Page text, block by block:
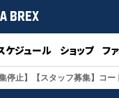
BREX
ケジュール ショップ フ
集停止】【スタッフ募集】コ